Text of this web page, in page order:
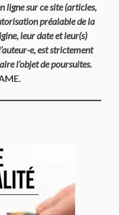
ligne sur ce site (articles,
préalable de la
leur date et leur(s)
e, est strictement
l’objet de poursuites.